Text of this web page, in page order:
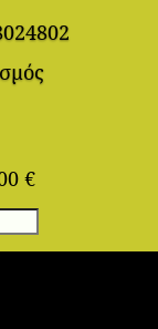
€